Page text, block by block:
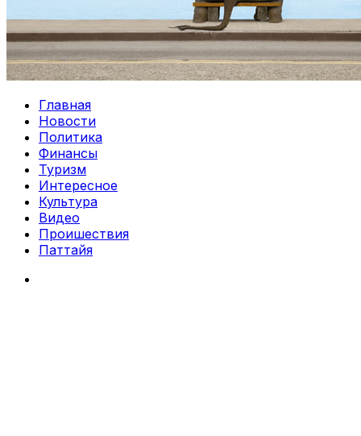
Главная
Новости
Политика
Финансы
Туризм
Интересное
Культура
Видео
Проишествия
Паттайя